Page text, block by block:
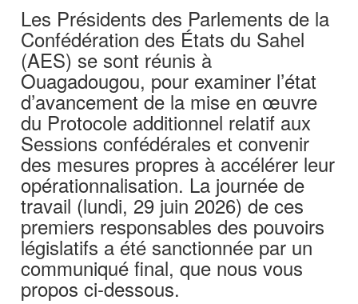
Les Présidents des Parlements de la
Confédération des États du Sahel
(AES) se sont réunis à
Ouagadougou, pour examiner l’état
d’avancement de la mise en œuvre
du Protocole additionnel relatif aux
Sessions confédérales et convenir
des mesures propres à accélérer leur
opérationnalisation. La journée de
travail (lundi, 29 juin 2026) de ces
premiers responsables des pouvoirs
législatifs a été sanctionnée par un
communiqué final, que nous vous
propos ci-dessous.